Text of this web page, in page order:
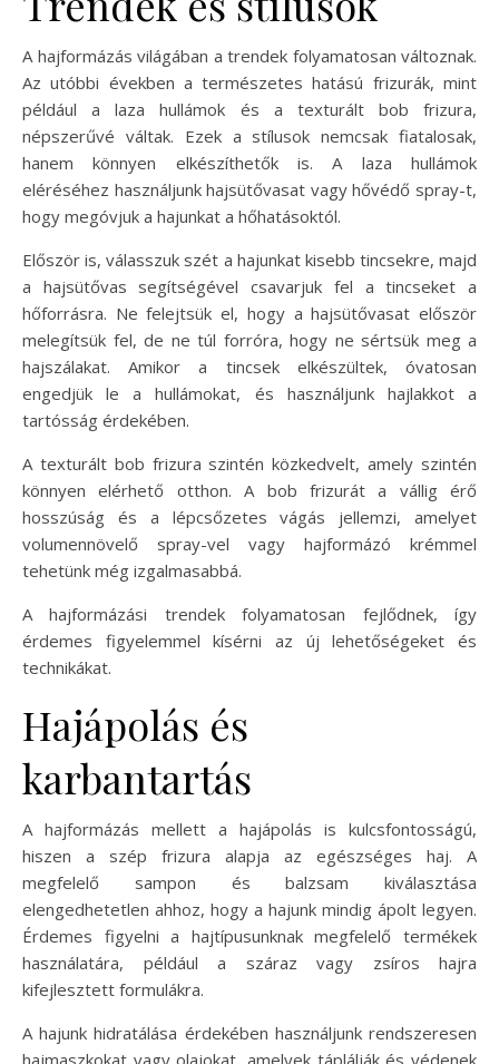
A hajformázás világában a trendek folyamatosan változnak.
Az utóbbi években a természetes hatású frizurák, mint
például a laza hullámok és a texturált bob frizura,
népszerűvé váltak. Ezek a stílusok nemcsak fiatalosak,
hanem könnyen elkészíthetők is. A laza hullámok
eléréséhez használjunk hajsütővasat vagy hővédő spray-t,
hogy megóvjuk a hajunkat a hőhatásoktól.
Először is, válasszuk szét a hajunkat kisebb tincsekre, majd
a hajsütővas segítségével csavarjuk fel a tincseket a
hőforrásra. Ne felejtsük el, hogy a hajsütővasat először
melegítsük fel, de ne túl forróra, hogy ne sértsük meg a
hajszálakat. Amikor a tincsek elkészültek, óvatosan
engedjük le a hullámokat, és használjunk hajlakkot a
tartósság érdekében.
A texturált bob frizura szintén közkedvelt, amely szintén
könnyen elérhető otthon. A bob frizurát a vállig érő
hosszúság és a lépcsőzetes vágás jellemzi, amelyet
volumennövelő spray-vel vagy hajformázó krémmel
tehetünk még izgalmasabbá.
A hajformázási trendek folyamatosan fejlődnek, így
érdemes figyelemmel kísérni az új lehetőségeket és
technikákat.
Hajápolás és
karbantartás
A hajformázás mellett a hajápolás is kulcsfontosságú,
hiszen a szép frizura alapja az egészséges haj. A
megfelelő sampon és balzsam kiválasztása
elengedhetetlen ahhoz, hogy a hajunk mindig ápolt legyen.
Érdemes figyelni a hajtípusunknak megfelelő termékek
használatára, például a száraz vagy zsíros hajra
kifejlesztett formulákra.
A hajunk hidratálása érdekében használjunk rendszeresen